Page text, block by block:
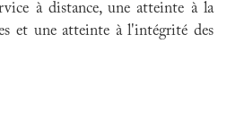
à distance, une atteinte à la
et une atteinte à l'intégrité des